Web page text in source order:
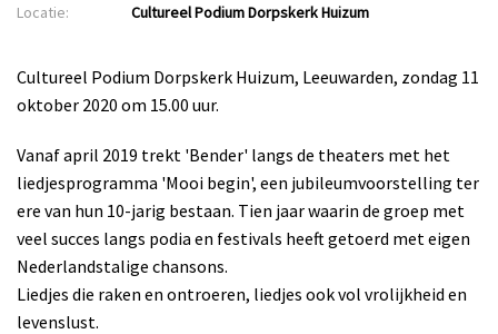
Locatie:
Cultureel Podium Dorpskerk Huizum
Cultureel Podium Dorpskerk Huizum, Leeuwarden, zondag 11
oktober 2020 om 15.00 uur.
Vanaf april 2019 trekt 'Bender' langs de theaters met het
liedjesprogramma 'Mooi begin', een jubileumvoorstelling ter
ere van hun 10-jarig bestaan. Tien jaar waarin de groep met
veel succes langs podia en festivals heeft getoerd met eigen
Nederlandstalige chansons.
Liedjes die raken en ontroeren, liedjes ook vol vrolijkheid en
levenslust.